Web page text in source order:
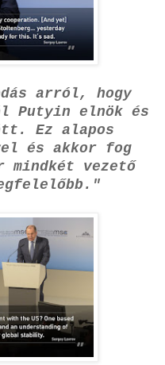
arról, hogy
Putyin elnök és
Ez alapos
és akkor fog
mindkét vezető